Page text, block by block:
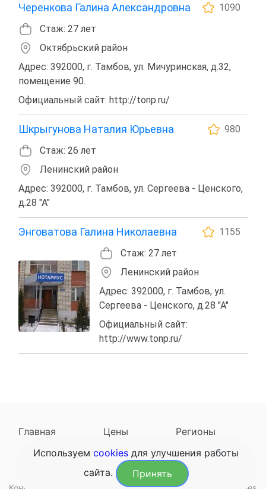
Черенкова Галина Александровна
1090
Стаж: 27 лет
Октябрьский район
Адрес: 392000, г. Тамбов, ул. Мичуринская, д.32,
помещение 90.
Официальный сайт: http://tonp.ru/
Шкрыгунова Наталия Юрьевна
980
Стаж: 26 лет
Ленинский район
Адрес: 392000, г. Тамбов, ул. Сергеева - Ценского,
д.28 "А"
Энговатова Галина Николаевна
1155
Стаж: 27 лет
Ленинский район
Адрес: 392000, г. Тамбов, ул.
Сергеева - Ценского, д.28 "А"
Официальный сайт:
http://www.tonp.ru/
Главная Цены
Регионы
Наследодатели
Задать вопрос
Используем cookies для улучшения работы
сайта.
Принять